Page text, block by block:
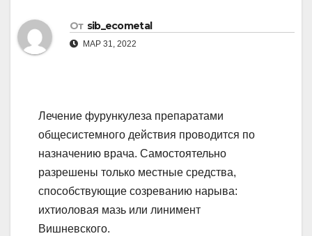
От sib_ecometal
МАР 31, 2022
Лечение фурункулеза препаратами
общесистемного действия проводится по
назначению врача. Самостоятельно
разрешены только местные средства,
способствующие созреванию нарыва:
ихтиоловая мазь или линимент
Вишневского.